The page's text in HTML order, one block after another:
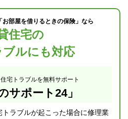
部屋を借りるときの保険」なら
住宅の
ルにも対応
住宅トラブルを無料サポート
サポート24」
ラブルが起こった場合に修理業